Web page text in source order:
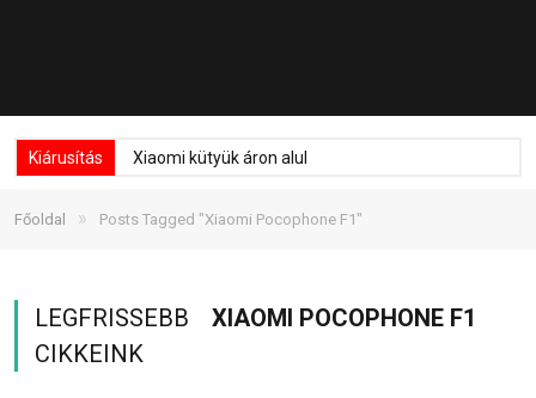
Kiárusítás Xiaomi kütyük áron alul
Főoldal » Posts Tagged "Xiaomi Pocophone F1"
LEGFRISSEBB
XIAOMI POCOPHONE F1
CIKKEINK